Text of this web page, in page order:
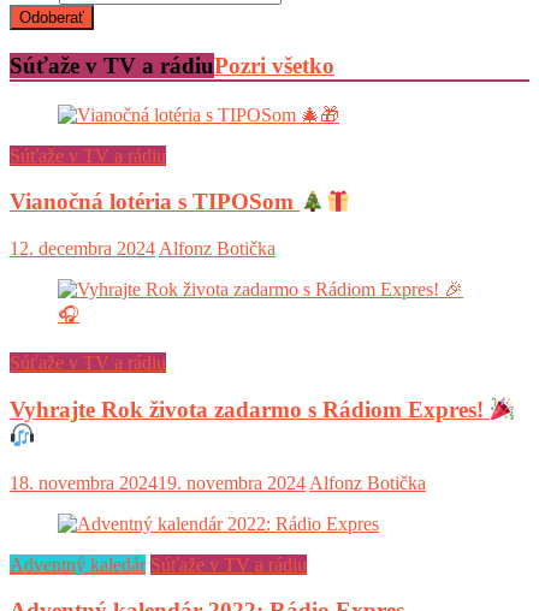
Súťaže v TV a rádiuPozri všetko
Súťaže v TV a rádiu
Vianočná lotéria s TIPOSom
12. decembra 2024 Alfonz Botička
Súťaže v TV a rádiu
Vyhrajte Rok života zadarmo s Rádiom Expres!
18. novembra 202419. novembra 2024 Alfonz Botička
Adventný kaledár Súťaže v TV a rádiu